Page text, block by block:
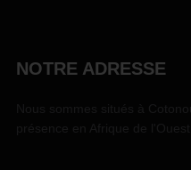
NOTRE ADRESSE